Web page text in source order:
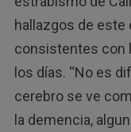
hallazgos de este
consistentes con
los días. “No es
cerebro se ve
la demencia,